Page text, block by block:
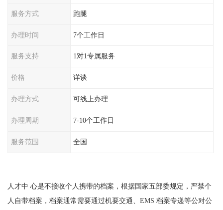
服务方式 跑腿
办理时间 7个工作日
服务支持 1对1专属服务
价格 详谈
办理方式 可线上办理
办理周期 7-10个工作日
服务范围 全国
人才中 心是不接收个人携带的档案，根据国家五部委规定，严禁个
人自带档案，档案通常需要通过机要交通、EMS 档案专递等公对公